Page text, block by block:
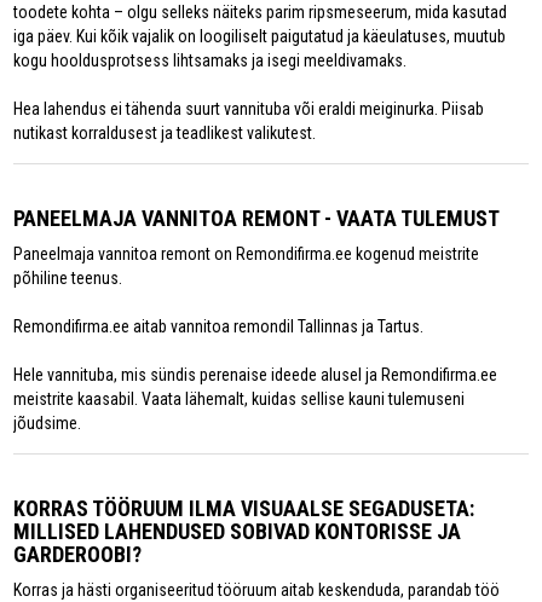
toodete kohta – olgu selleks näiteks parim ripsmeseerum, mida kasutad
iga päev. Kui kõik vajalik on loogiliselt paigutatud ja käeulatuses, muutub
kogu hooldusprotsess lihtsamaks ja isegi meeldivamaks.
Hea lahendus ei tähenda suurt vannituba või eraldi meiginurka. Piisab
nutikast korraldusest ja teadlikest valikutest.
PANEELMAJA VANNITOA REMONT - VAATA TULEMUST
Paneelmaja vannitoa remont on Remondifirma.ee kogenud meistrite
põhiline teenus.
Remondifirma.ee aitab vannitoa remondil Tallinnas ja Tartus.
Hele vannituba, mis sündis perenaise ideede alusel ja Remondifirma.ee
meistrite kaasabil. Vaata lähemalt, kuidas sellise kauni tulemuseni
jõudsime.
KORRAS TÖÖRUUM ILMA VISUAALSE SEGADUSETA:
MILLISED LAHENDUSED SOBIVAD KONTORISSE JA
GARDEROOBI?
Korras ja hästi organiseeritud tööruum aitab keskenduda, parandab töö